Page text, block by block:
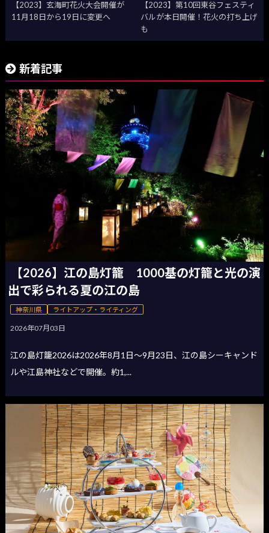
【2023】玄海町花火大会開催が
11月18日から19日に変更へ
【2023】第10回東谷フェスティ
バルが本日開催！花火の打ち上げ
も
新着記事
【2026】江の島灯籠 1000基の灯籠と光の演
出で彩られる夏の江の島
神奈川県 ライトアップ・ライティング
2026年07月03日
江の島灯籠2026は2026年8月1日〜9月23日、江の島シーキャンド
ルや江島神社などで開催。約1,...